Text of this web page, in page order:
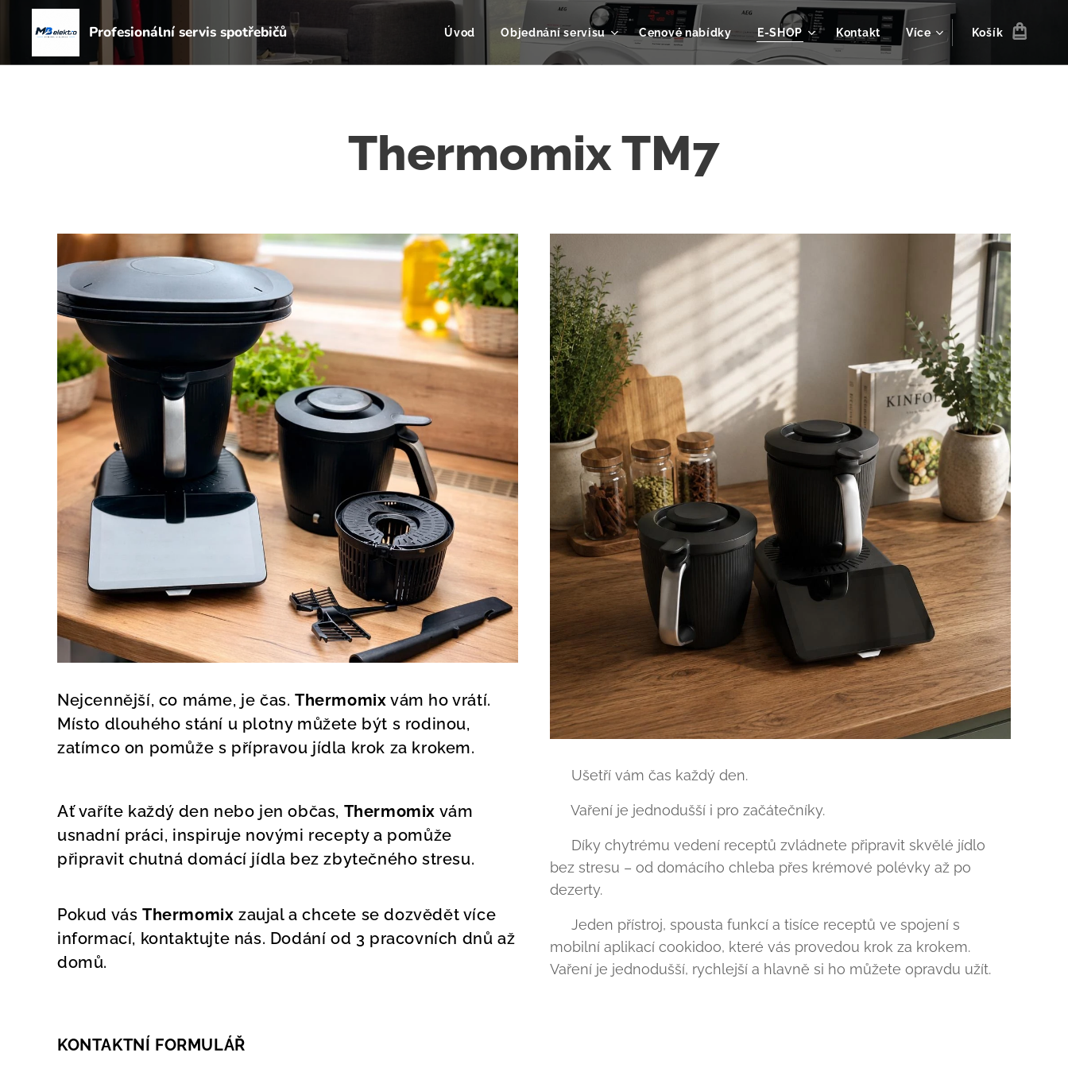
Profesionální servis spotřebičů Úvod Objednání servisu Cenové nabídky E-SHOP Kontakt Více Košík
Thermomix TM7
Nejcennější, co máme, je čas. Thermomix vám ho vrátí.
Místo dlouhého stání u plotny můžete být s rodinou,
zatímco on pomůže s přípravou jídla krok za krokem.
Ať vaříte každý den nebo jen občas, Thermomix vám
usnadní práci, inspiruje novými recepty a pomůže
připravit chutná domácí jídla bez zbytečného stresu.
Pokud vás Thermomix zaujal a chcete se dozvědět více
informací, kontaktujte nás. Dodání od 3 pracovních dnů až
domů.
KONTAKTNÍ FORMULÁŘ
✔️ Ušetří vám čas každý den.
✔️ Vaření je jednodušší i pro začátečníky.
✔️ Díky chytrému vedení receptů zvládnete připravit skvělé jídlo
bez stresu – od domácího chleba přes krémové polévky až po
dezerty.
✨ Jeden přístroj, spousta funkcí a tisíce receptů ve spojení s
mobilní aplikací cookidoo, které vás provedou krok za krokem.
Vaření je jednodušší, rychlejší a hlavně si ho můžete opravdu užít.